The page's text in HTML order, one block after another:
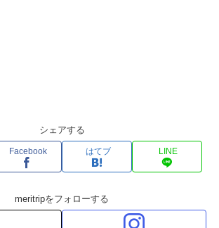
シェアする
Facebook はてブ LINE
meritripをフォローする